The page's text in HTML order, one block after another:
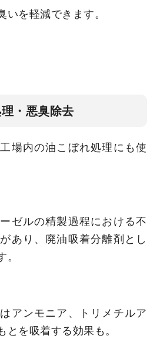
いを軽減できます。
・悪臭除去
場内の油こぼれ処理にも使
ゼルの精製過程における不
あり、廃油吸着分離剤とし
。
アンモニア、トリメチルア
とを吸着する効果も。